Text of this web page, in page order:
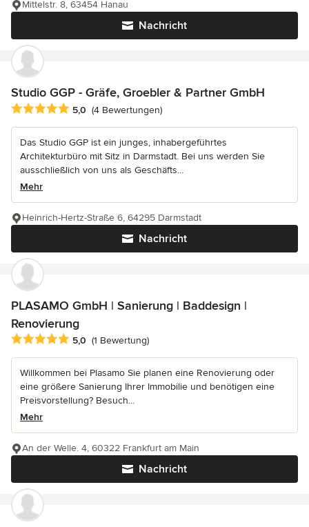
Nachricht
Mittelstr. 8, 63454 Hanau
Studio GGP - Gräfe, Groebler & Partner GmbH
Durchschnittliche Bewertung: 5 von 5 Sternen
5,0 (4 Bewertungen)
Das Studio GGP ist ein junges, inhabergeführtes
Architekturbüro mit Sitz in Darmstadt. Bei uns werden Sie
ausschließlich von uns als Geschäfts...
Mehr
Nachricht
Heinrich-Hertz-Straße 6, 64295 Darmstadt
PLASAMO GmbH | Sanierung | Baddesign |
Renovierung
Durchschnittliche Bewertung: 5 von 5 Sternen
5,0 (1 Bewertung)
Willkommen bei Plasamo Sie planen eine Renovierung oder
eine größere Sanierung Ihrer Immobilie und benötigen eine
Preisvorstellung? Besuch...
Mehr
Nachricht
An der Welle. 4, 60322 Frankfurt am Main